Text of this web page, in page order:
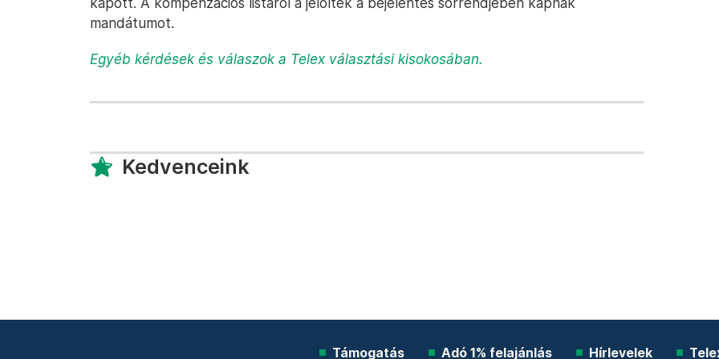
mandátumot.
Egyéb kérdések és válaszok a Telex választási kisokosában.
Kedvenceink
Támogatás Adó 1% felajánlás Hírlevelek